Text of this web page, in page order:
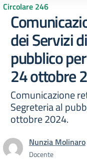
Circolare 246
dei Servizi
pubblico
24 ottobre
Comunicazione
Segreteria al
ottobre 2024.
Nunzia Molinaro
Docente